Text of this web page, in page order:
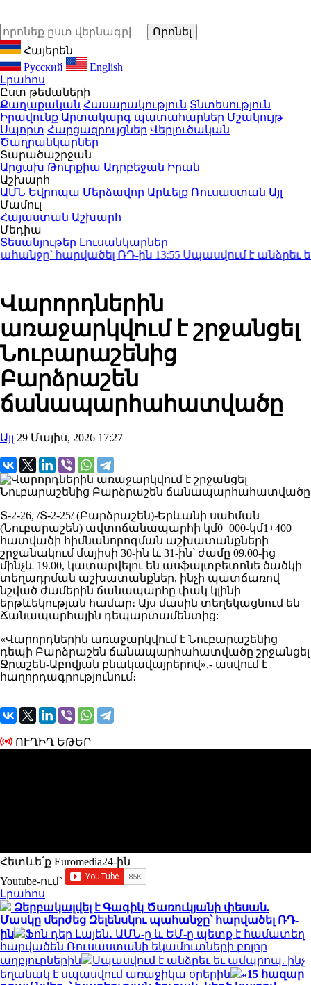
Հայերեն
Русский
English
Լրահոս
Ըստ թեմաների
Քաղաքական Հասարակություն Տնտեսություն
Իրավունք Արտակարգ պատահարներ Մշակույթ
Սպորտ Հարցազրույցներ Վերլուծական
Ծաղրանկարներ
Տարածաշրջան
Արցախ Թուրքիա Ադրբեջան Իրան
Աշխարհ
ԱՄՆ Եվրոպա Մերձավոր Արևելք Ռուսաստան Այլ
Մամուլ
Հայաստան Աշխարհ
Մեդիա
Տեսանյութեր Լուսանկարներ
հարվածել ՌԴ-ին13:55Սպասվում է անձրեւ եւ
Վարորդներին
առաջարկվում է շրջանցել
Նուբարաշենից
Բարձրաշեն
ճանապարհահատվածը
Այլ 29 Մայիս, 2026 17:27
Տ-2-26, /Տ-2-25/ (Բարձրաշեն)-Երևանի սահման
(Նուբարաշեն) ավտոճանապարհի կմ0+000-կմ1+400
հատվածի հիմնանորոգման աշխատանքների
շրջանակում մայիսի 30-ին և 31-ին՝ ժամը 09.00-ից
մինչև 19.00, կատարվելու են ասֆալտբետոնե ծածկի
տեղադրման աշխատանքներ, ինչի պատճառով
նշված ժամերին ճանապարհը փակ կլինի
երթևեկության համար։ Այս մասին տեղեկացնում են
Ճանապարհային դեպարտամենտից:
«Վարորդներին առաջարկվում է Նուբարաշենից
դեպի Բարձրաշեն ճանապարհահատվածը շրջանցել
Ջրաշեն-Աբովյան բնակավայրերով»,- ասվում է
հաղորդագրությունում։
ՈՒՂԻՂ ԵԹԵՐ
Հետևե՛ք Euromedia24-ին
Youtube-ում`
Լրահոս
Ձերբակալվել է Գագիկ Ծառուկյանի փեսան.
Մասկը մերժեց Զելենսկու պահանջը՝ հարվածել ՌԴ-
ին
Ֆոն դեր Լայեն․ ԱՄՆ-ը և ԵՄ-ը պետք է համատեղ
հարվածեն Ռուսաստանի եկամուտների բոլոր
աղբյուրներին
Սպասվում է անձրեւ եւ ամպրոպ. ինչ
եղանակ է սպասվում առաջիկա օրերին
«15 հազար